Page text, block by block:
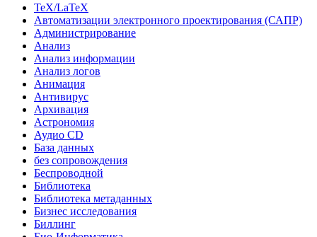
TeX/LaTeX
Автоматизации электронного проектирования (САПР)
Администрирование
Анализ
Анализ информации
Анализ логов
Анимация
Антивирус
Архивация
Астрономия
Аудио CD
База данных
без сопровождения
Беспроводной
Библиотека
Библиотека метаданных
Бизнес исследования
Биллинг